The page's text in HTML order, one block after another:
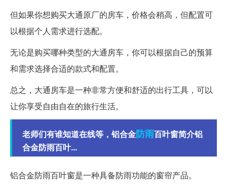
但如果你想购买大通原厂的房车，价格会稍高，但配置可
以根据个人需求进行选配。
无论是购买哪种类型的大通房车，你可以根据自己的预算
和需求选择合适的款式和配置。
总之，大通房车是一种非常方便和舒适的出行工具，可以
让你享受自由自在的旅行生活。
老师们有谁知道在线等，铝合金防雨百叶窗简介铝
合金防雨百叶...
铝合金防雨百叶窗是一种具备防雨功能的窗帘产品。